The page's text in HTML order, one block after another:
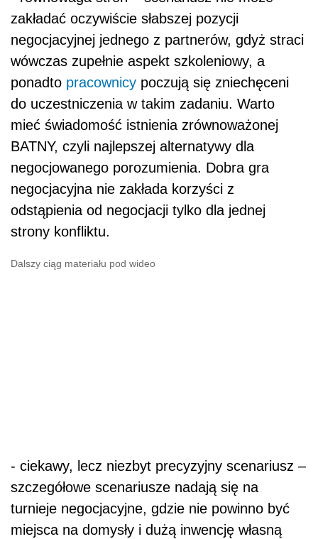
zakładać oczywiście słabszej pozycji
negocjacyjnej jednego z partnerów, gdyż straci
wówczas zupełnie aspekt szkoleniowy, a
ponadto pracownicy poczują się zniechęceni
do uczestniczenia w takim zadaniu. Warto
mieć świadomość istnienia zrównoważonej
BATNY, czyli najlepszej alternatywy dla
negocjowanego porozumienia. Dobra gra
negocjacyjna nie zakłada korzyści z
odstąpienia od negocjacji tylko dla jednej
strony konfliktu.
Dalszy ciąg materiału pod wideo
- ciekawy, lecz niezbyt precyzyjny scenariusz –
szczegółowe scenariusze nadają się na
turnieje negocjacyjne, gdzie nie powinno być
miejsca na domysły i dużą inwencję własną